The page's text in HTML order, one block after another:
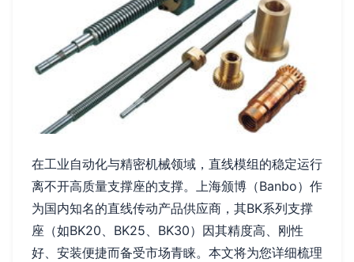
在工业自动化与精密机械领域，直线模组的稳定运行
离不开高质量支撑座的支撑。上海颁博（Banbo）作
为国内知名的直线传动产品供应商，其BK系列支撑
座（如BK20、BK25、BK30）因其精度高、刚性
好、安装便捷而备受市场青睐。本文将为您详细梳理